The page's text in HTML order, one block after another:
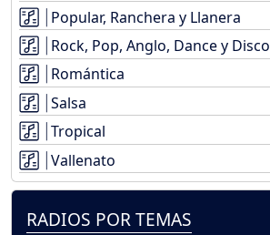
Popular, Ranchera y Llanera
Rock, Pop, Anglo, Dance y Disco
Romántica
Salsa
Tropical
Vallenato
RADIOS POR TEMAS